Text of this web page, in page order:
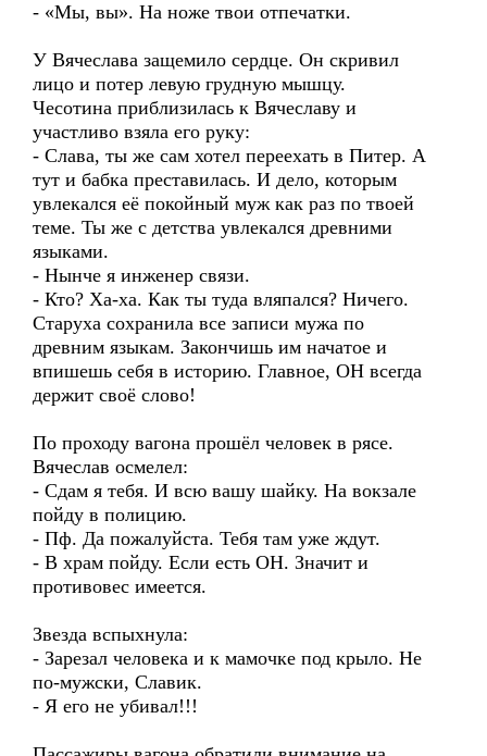
- «Мы, вы». На ноже твои отпечатки.
У Вячеслава защемило сердце. Он скривил
лицо и потер левую грудную мышцу.
Чесотина приблизилась к Вячеславу и
участливо взяла его руку:
- Слава, ты же сам хотел переехать в Питер. А
тут и бабка преставилась. И дело, которым
увлекался её покойный муж как раз по твоей
теме. Ты же с детства увлекался древними
языками.
- Нынче я инженер связи.
- Кто? Ха-ха. Как ты туда вляпался? Ничего.
Старуха сохранила все записи мужа по
древним языкам. Закончишь им начатое и
впишешь себя в историю. Главное, ОН всегда
держит своё слово!
По проходу вагона прошёл человек в рясе.
Вячеслав осмелел:
- Сдам я тебя. И всю вашу шайку. На вокзале
пойду в полицию.
- Пф. Да пожалуйста. Тебя там уже ждут.
- В храм пойду. Если есть ОН. Значит и
противовес имеется.
Звезда вспыхнула:
- Зарезал человека и к мамочке под крыло. Не
по-мужски, Славик.
- Я его не убивал!!!